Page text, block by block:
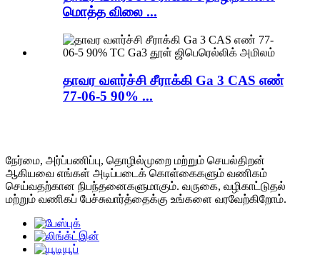
மொத்த விலை ...
தாவர வளர்ச்சி சீராக்கி Ga 3 CAS எண்
77-06-5 90% ...
நேர்மை, அர்ப்பணிப்பு, தொழில்முறை மற்றும் செயல்திறன்
ஆகியவை எங்கள் அடிப்படைக் கொள்கைகளும் வணிகம்
செய்வதற்கான நிபந்தனைகளுமாகும். வருகை, வழிகாட்டுதல்
மற்றும் வணிகப் பேச்சுவார்த்தைக்கு உங்களை வரவேற்கிறோம்.